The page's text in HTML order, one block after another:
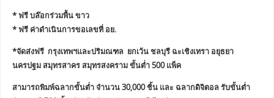
* ฟรี บล๊อกร่วมพื้น ขาว
* ฟรี ค่าดำเนินการขอเลขที่ อย.
*จัดส่งฟรี กรุงเทพฯและปริมณฑล ยกเว้น ชลบุรี ฉะเชิงเทรา อยุธยา
นครปฐม สมุทรสาคร สมุทรสงคราม ขั้นต่ำ 500 แพ็ค
สามารถพิมพ์ฉลากขั้นต่ำ จำนวน 30,000 ชิ้น และ ฉลากดิจิตอล รับขั้นต่ำ